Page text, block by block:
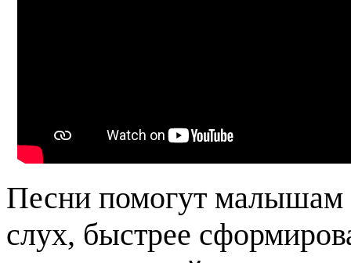
Песни помогут малышам
слух, быстрее